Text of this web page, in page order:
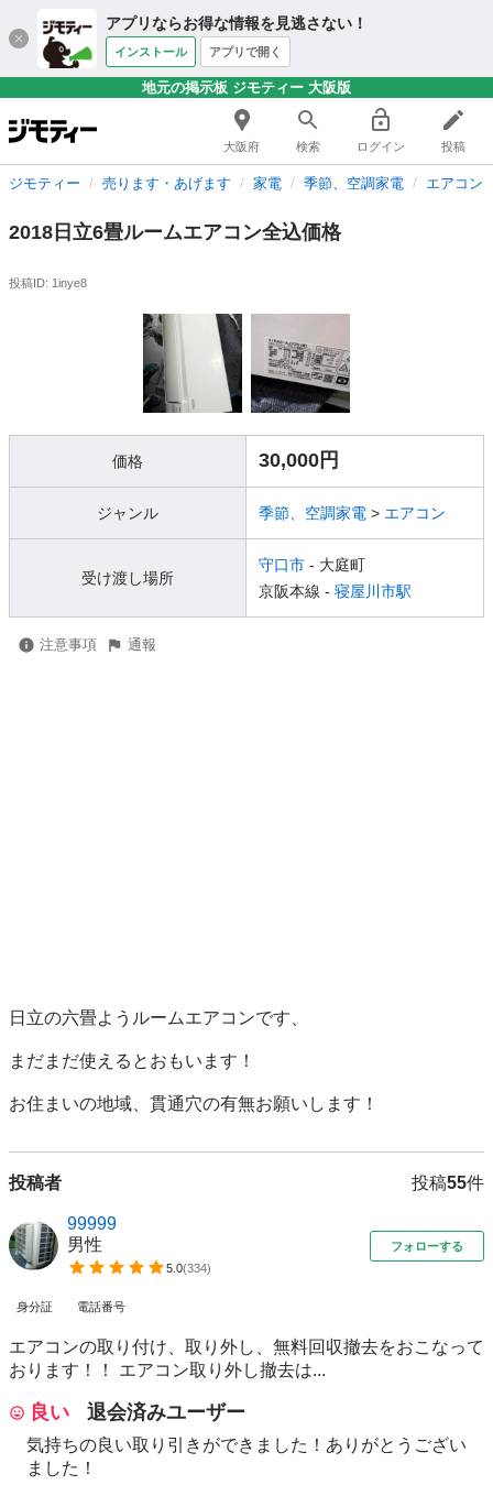
アプリならお得な情報を見逃さない！
インストール アプリで開く
地元の掲示板 ジモティー 大阪版
大阪府 検索 ログイン 投稿
ジモティー 売ります・あげます 家電 季節、空調家電 エアコン
2018日立6畳ルームエアコン全込価格
投稿ID: 1inye8
価格 30,000円
ジャンル 季節、空調家電 > エアコン
受け渡し場所
守口市 - 大庭町
京阪本線 - 寝屋川市駅
注意事項 通報
日立の六畳ようルームエアコンです、
まだまだ使えるとおもいます！
お住まいの地域、貫通穴の有無お願いします！
投稿者 投稿55件
99999
男性
5.0(334)
フォローする
身分証 電話番号
エアコンの取り付け、取り外し、無料回収撤去をおこなって
おります！！ エアコン取り外し撤去は...
良い 退会済みユーザー
気持ちの良い取り引きができました！ありがとうござい
ました！